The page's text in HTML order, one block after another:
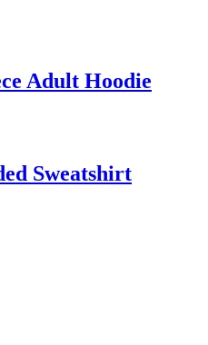
Adult Hoodie
Sweatshirt